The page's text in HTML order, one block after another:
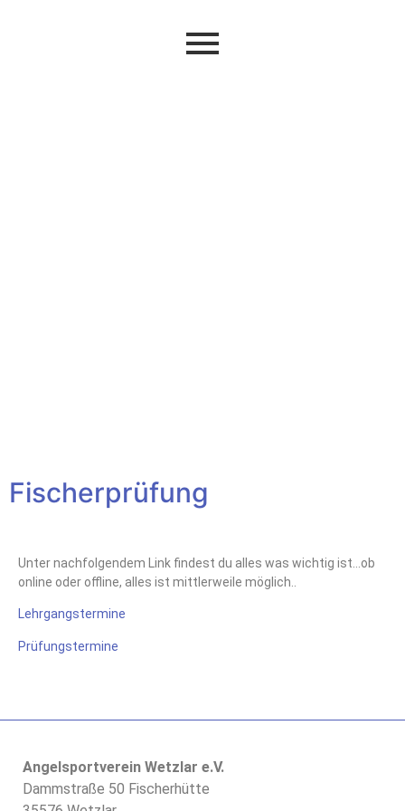
Fischerprüfung
Unter nachfolgendem Link findest du alles was wichtig ist…ob
online oder offline, alles ist mittlerweile möglich..
Lehrgangstermine
Prüfungstermine
Angelsportverein Wetzlar e.V.
Dammstraße 50 Fischerhütte